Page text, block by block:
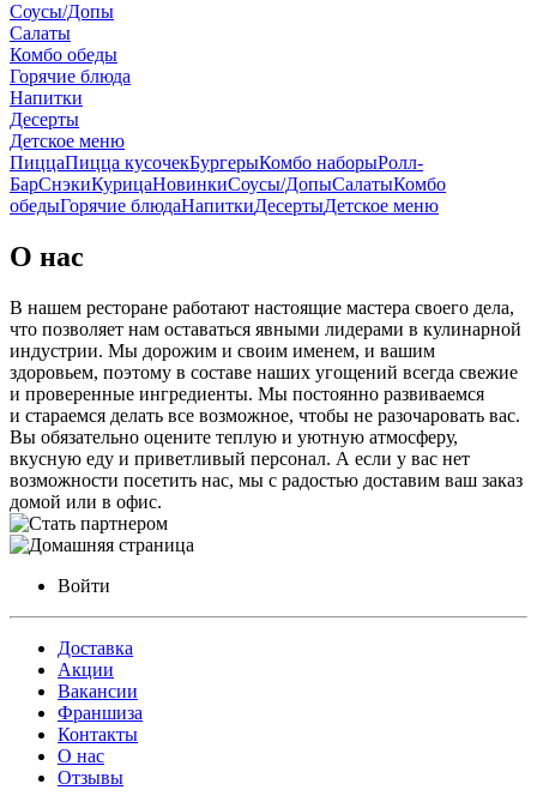
Соусы/Допы
Салаты
Комбо обеды
Горячие блюда
Напитки
Десерты
Детское меню
ПиццаПицца кусочекБургерыКомбо наборыРолл-
БарСнэкиКурицаНовинкиСоусы/ДопыСалатыКомбо
обедыГорячие блюдаНапиткиДесертыДетское меню
О нас
В нашем ресторане работают настоящие мастера своего дела,
что позволяет нам оставаться явными лидерами в кулинарной
индустрии. Мы дорожим и своим именем, и вашим
здоровьем, поэтому в составе наших угощений всегда свежие
и проверенные ингредиенты. Мы постоянно развиваемся
и стараемся делать все возможное, чтобы не разочаровать вас.
Вы обязательно оцените теплую и уютную атмосферу,
вкусную еду и приветливый персонал. А если у вас нет
возможности посетить нас, мы с радостью доставим ваш заказ
домой или в офис.
Войти
Доставка
Акции
Вакансии
Франшиза
Контакты
О нас
Отзывы